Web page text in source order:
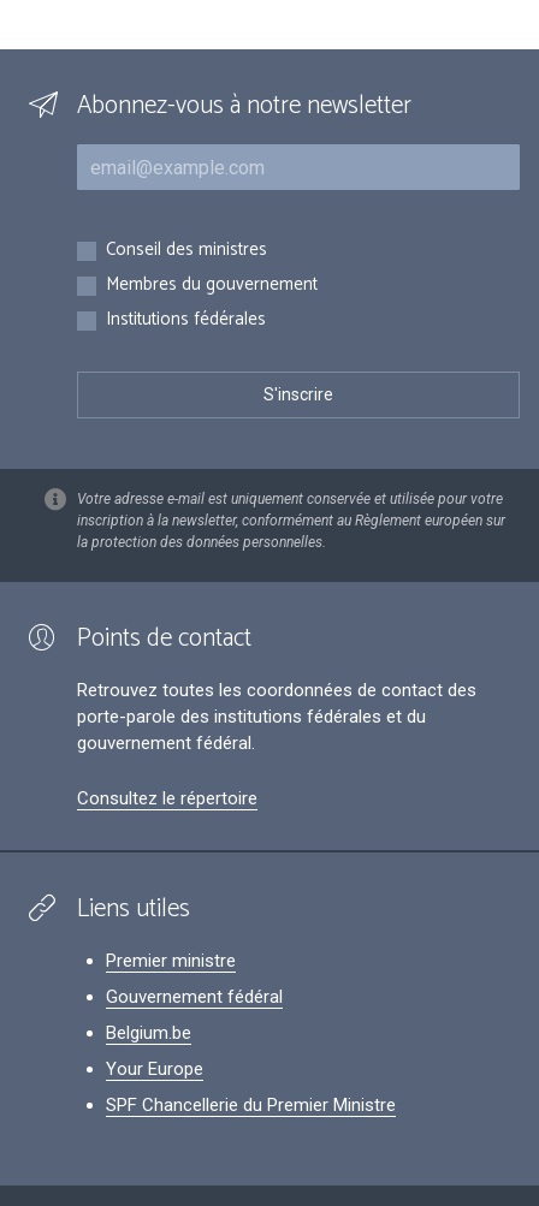
Abonnez-vous à notre newsletter
Courriel
Inscriptions
Conseil des ministres
Membres du gouvernement
Institutions fédérales
Votre adresse e-mail est uniquement conservée et utilisée pour votre
inscription à la newsletter, conformément au Règlement européen sur
la protection des données personnelles.
Points de contact
Retrouvez toutes les coordonnées de contact des
porte-parole des institutions fédérales et du
gouvernement fédéral.
Consultez le répertoire
Liens utiles
Premier ministre
Gouvernement fédéral
Belgium.be
Your Europe
SPF Chancellerie du Premier Ministre